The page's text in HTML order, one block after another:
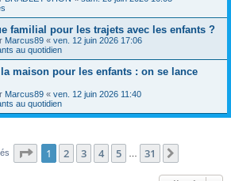
familial pour les trajets avec les enfants ?
Marcus89 « ven. 12 juin 2026 17:06
au quotidien
maison pour les enfants : on se lance
Marcus89 « ven. 12 juin 2026 11:40
au quotidien
Page 1sur31
1 2 3 4 5 31